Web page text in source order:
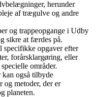
herunder
af trægulve og andre
og trappeopgange i Udby
sikre at færdes på.
opgaver efter
forårsklargøring, eller
områder.
kan også tilbyde
og metoder, der er
planeten.